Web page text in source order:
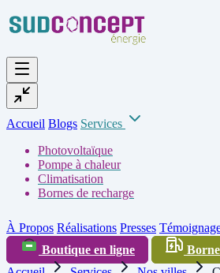
Accueil Blogs Services
Photovoltaïque
Pompe à chaleur
Climatisation
Bornes de recharge
À Propos Réalisations Presses
Boutique en ligne